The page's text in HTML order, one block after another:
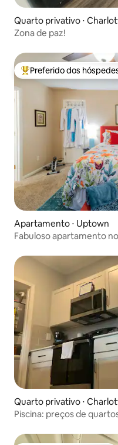
Quarto privativo ⋅
Zona de paz!
Entre os melhores
Preferido dos
Apartamento ⋅ Uptown
Fabuloso apartamento
Quarto privativo ⋅
Piscina: preços de